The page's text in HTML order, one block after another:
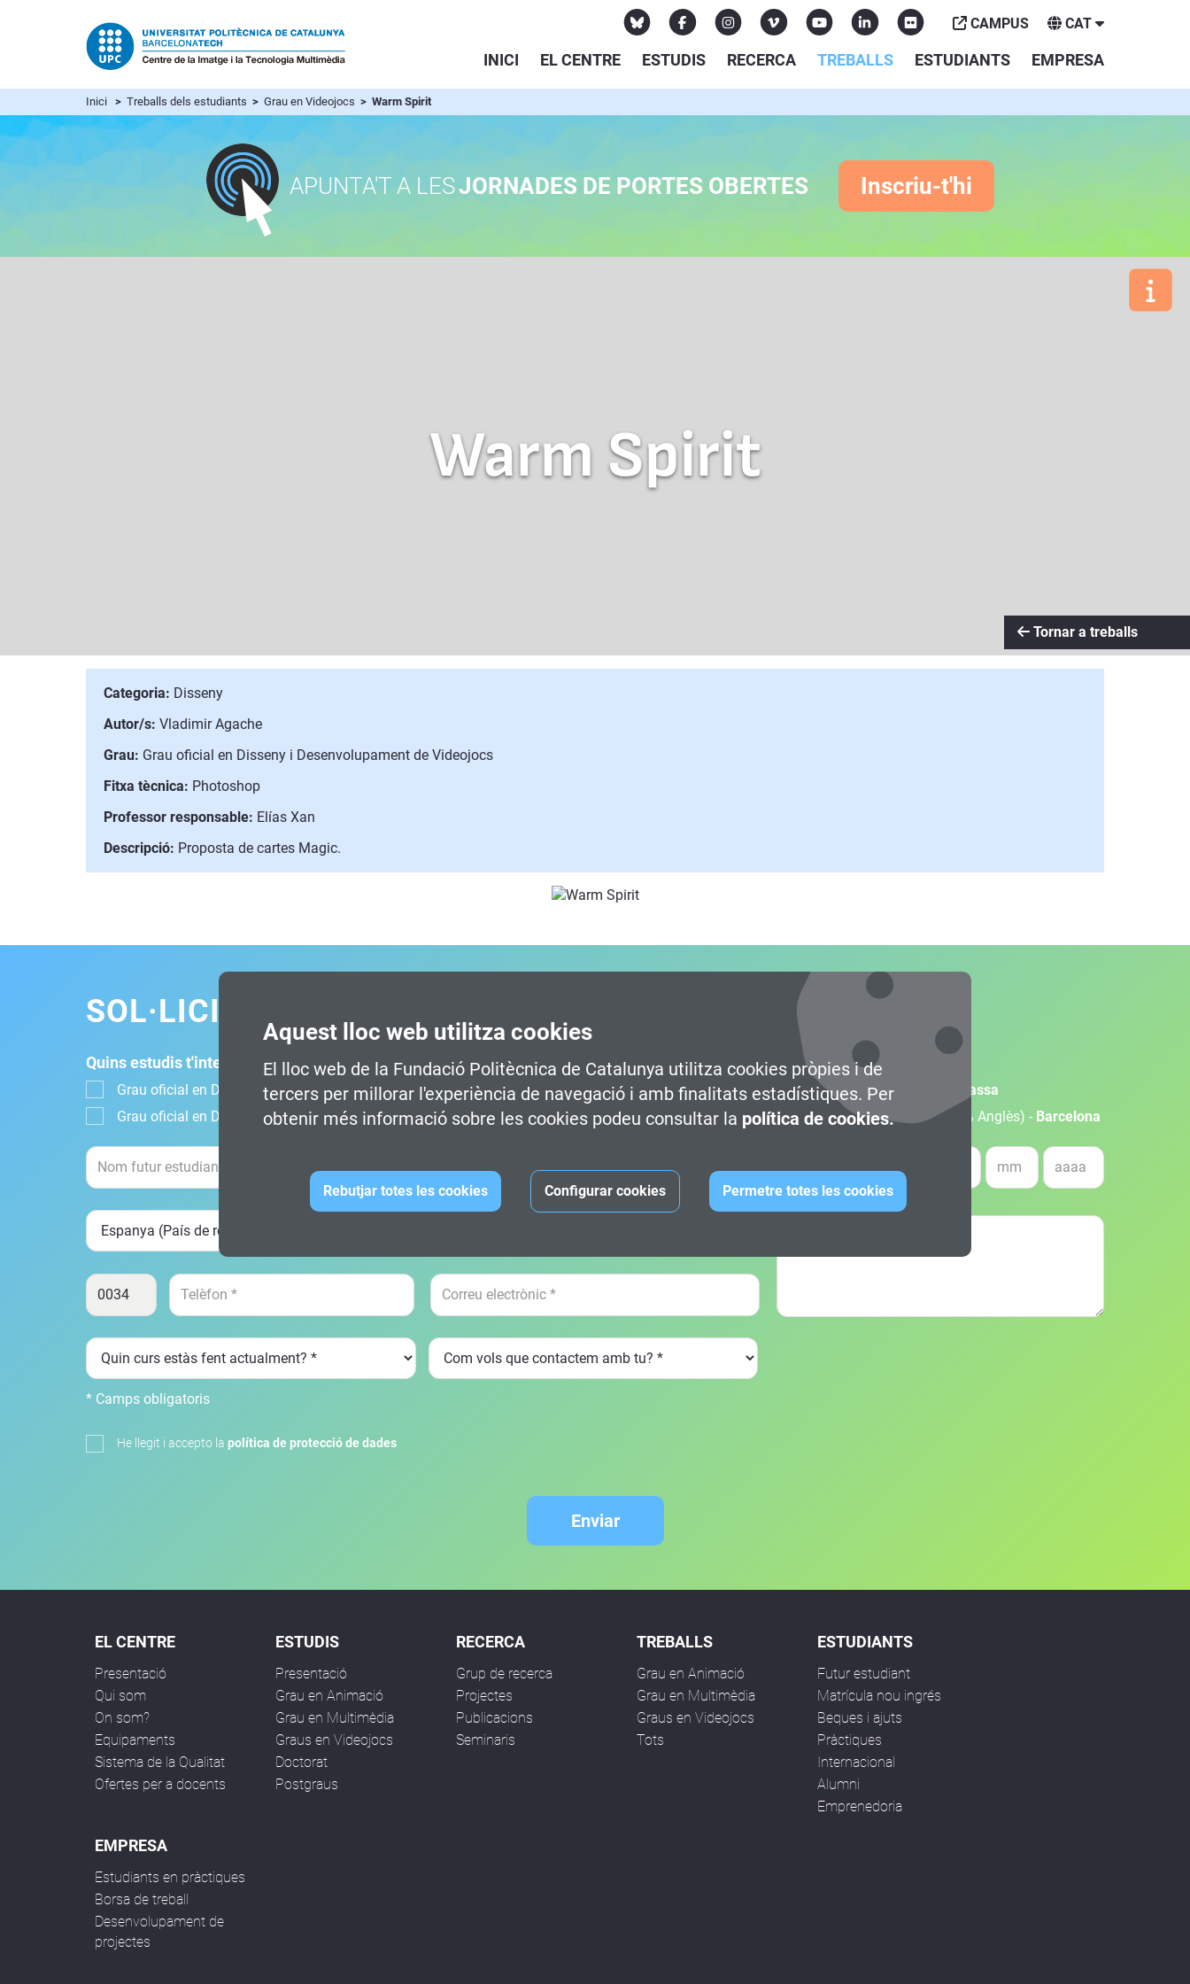
Aquest lloc web utilitza cookies
El lloc web de la Fundació Politècnica de Catalunya utilitza cookies pròpies i de
tercers per millorar l'experiència de navegació i amb finalitats estadístiques. Per
obtenir més informació sobre les cookies podeu consultar la política de cookies.
Rebutjar totes les cookies Configurar cookies Permetre totes les cookies
INICI EL CENTRE ESTUDIS RECERCA TREBALLS ESTUDIANTS EMPRESA
CAMPUS CAT
Inici > Treballs dels estudiants > Grau en Videojocs > Warm Spirit
APUNTA'T A LESJORNADES DE PORTES OBERTES Inscriu-t'hi
Warm Spirit
Tornar a treballs
Categoria: Disseny
Autor/s: Vladimir Agache
Grau: Grau oficial en Disseny i Desenvolupament de Videojocs
Fitxa tècnica: Photoshop
Professor responsable: Elías Xan
Descripció: Proposta de cartes Magic.
SOL·LICITA INFORMACIÓ
Quins estudis t'interessen?
Grau oficial en Disseny, Animació i Art Digital -Terrassa
Grau oficial en Disseny Digital i Tecnologies Multimèdia -Terrassa
Grau oficial en Disseny i Desenvolupament de Videojocs -
Terrassa
Grau oficial en Disseny i Desenvolupament de Videojocs (100% Anglès) - Barcelona
Data de naixement *
* Camps obligatoris
He llegit i accepto la política de protecció de dades
Enviar
EL CENTRE
Presentació
Qui som
On som?
Equipaments
Sistema de la Qualitat
Ofertes per a docents
ESTUDIS
Presentació
Grau en Animació
Grau en Multimèdia
Graus en Videojocs
Doctorat
Postgraus
RECERCA
Grup de recerca
Projectes
Publicacions
Seminaris
TREBALLS
Grau en Animació
Grau en Multimèdia
Graus en Videojocs
Tots
ESTUDIANTS
Futur estudiant
Matrícula nou ingrés
Beques i ajuts
Pràctiques
Internacional
Alumni
Emprenedoria
EMPRESA
Estudiants en pràctiques
Borsa de treball
Desenvolupament de
projectes